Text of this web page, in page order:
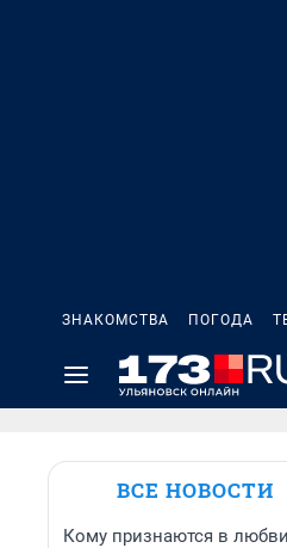
ЗНАКОМСТВА ПОГОДА
ВСЕ НОВОСТИ
Кому признаются в